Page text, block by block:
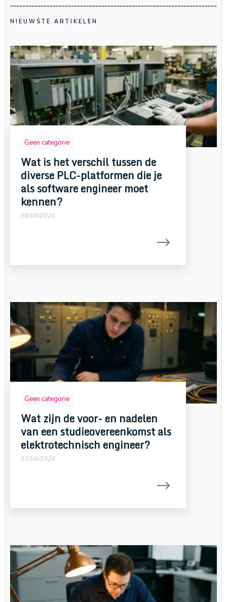
NIEUWSTE ARTIKELEN
Geen categorie
Wat is het verschil tussen de
diverse PLC-platformen die je
als software engineer moet
kennen?
08/08/2026
Geen categorie
Wat zijn de voor- en nadelen
van een studieovereenkomst als
elektrotechnisch engineer?
07/08/2026